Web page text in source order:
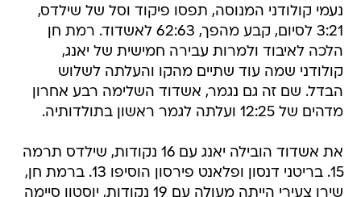
נעמי קולודני המנוסה, תפסו פיקוד וסל של שילדס,
3:21 לסיום, קבע מהפך, 62:63 לאשדוד. רמת חן
הלכה לאיבוד ולמרות עבירה חמישית של יאנג,
קולודני שמה עוד שתיים מהקו והעלתה לשלוש
הבדל. שם זה גם נגמר, אשדוד השלימה רבע אחרון
מדהים של 12:25 ועלתה לגמר ראשון בתולדותיה.
את אשדוד הובילה יאנג עם 16 נקודות, שילדס תרמה
15. בריטני דנסון ופלאנט פירסון הוסיפו 13. ברמת חן,
שירן צעירי הייתה מעולה עם 19 נקודות, יוסטון סיימה